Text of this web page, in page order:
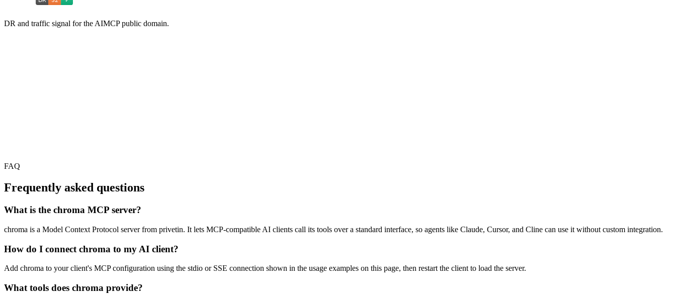
DR and traffic signal for the AIMCP public domain.
FAQ
Frequently asked questions
What is the chroma MCP server?
chroma is a Model Context Protocol server from privetin. It lets MCP-compatible AI clients call its tools over a standard interface, so agents like Claude, Cursor, and Cline can use it without custom integration.
How do I connect chroma to my AI client?
Add chroma to your client's MCP configuration using the stdio or SSE connection shown in the usage examples on this page, then restart the client to load the server.
What tools does chroma provide?